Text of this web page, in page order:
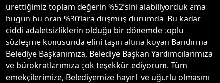
ürettiğimiz toplam değerin %52’sini alabiliyorduk ama
bugün bu oran %30’lara düşmüş durumda. Bu kadar
ciddi adaletsizliklerin olduğu bir dönemde toplu
sözleşme konusunda elini taşın altına koyan Bandırma
Belediye Başkanımıza, Belediye Başkan Yardımcılarımıza
ve bürokratlarımıza çok teşekkür ediyorum. Tüm
emekçilerimize, Belediyemize hayırlı ve uğurlu olmasını